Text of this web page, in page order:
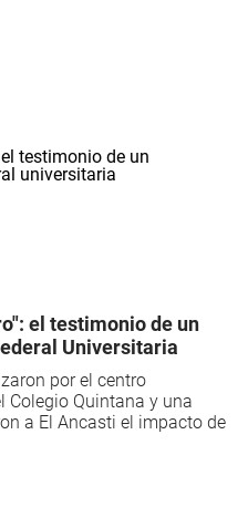
el testimonio de un
Universitaria
por el centro
Colegio Quintana y una
a El Ancasti el impacto de